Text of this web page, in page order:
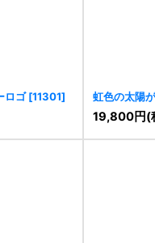
ロゴ [11301]
虹色の太陽
[11255]
19,800円(